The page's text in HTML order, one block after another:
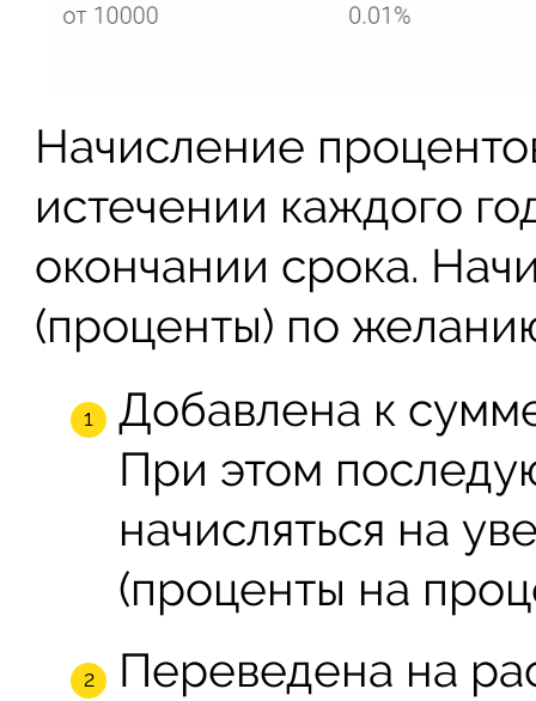
Начисление
истечении каждого
окончании срока.
(проценты) по
Добавлена к
При этом
начисляться на
(проценты на
Переведена на